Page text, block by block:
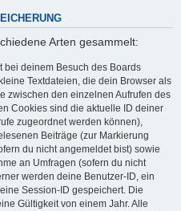
Arten gesammelt:
bei deinem Besuch des Boards
Textdateien, die dein Browser als
zwischen den einzelnen Aufrufen des
Cookies sind die aktuelle ID deiner
zugeordnet werden können),
Beiträge (zur Markierung
du nicht angemeldet bist) sowie
an Umfragen (sofern du nicht
werden deine Benutzer-ID, ein
Session-ID gespeichert. Die
Gültigkeit von einem Jahr. Alle